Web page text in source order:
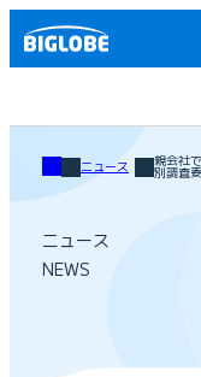
ニュース 親会社
別調査
ニュース
NEWS